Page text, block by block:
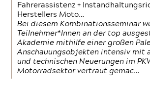
Fahrerassistenz +
Herstellers Moto…
Bei diesem Kombinationsseminar
Teilnehmer*Innen an der top
Akademie mithilfe einer großen
Anschauungsobjekten intensiv mit
und technischen Neuerungen im
Motorradsektor vertraut gemac…